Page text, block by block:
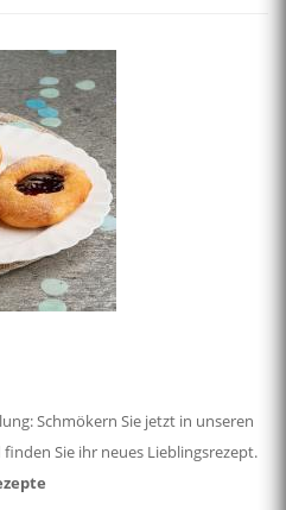
Schmökern Sie jetzt in unseren
finden Sie ihr neues Lieblingsrezept.